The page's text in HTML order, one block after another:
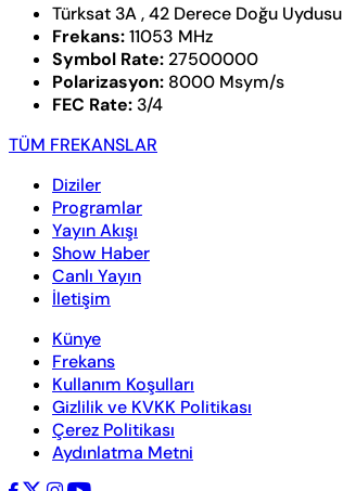
Türksat 3A , 42 Derece Doğu Uydusu
Frekans:11053 MHz
Symbol Rate: 27500000
Polarizasyon: 8000 Msym/s
FEC Rate: 3/4
TÜM FREKANSLAR
Diziler
Programlar
Yayın Akışı
Show Haber
Canlı Yayın
İletişim
Künye
Frekans
Kullanım Koşulları
Gizlilik ve KVKK Politikası
Çerez Politikası
Aydınlatma Metni